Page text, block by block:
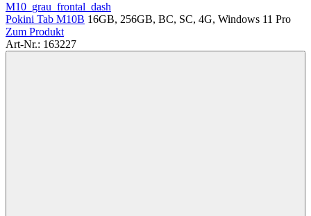
Pokini Tab M10B 16GB, 256GB, BC, SC, 4G, Windows 11 Pro
Zum Produkt
Art-Nr.: 163227